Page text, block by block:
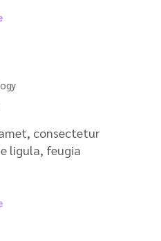
consectetur
ligula, feugia